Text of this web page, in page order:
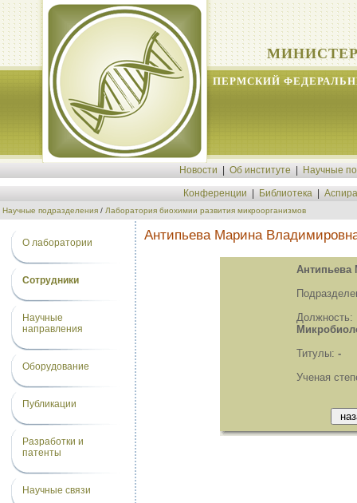
ПЕРМСКИЙ
Новости Об институте Научные
Конференции Библиотека
Научные подразделения / Лаборатория биохимии развития микроорганизмов
О лаборатории
Сотрудники
Научные
направления
Оборудование
Публикации
Разработки и
патенты
Научные связи
Антипьева Марина
Антипьева
Титулы: -
Ученая